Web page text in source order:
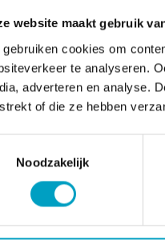
website maakt gebruik
gebruiken cookies om
te analyseren.
adverteren en analyse.
of die ze hebben
Noodzakelijk
wie Eerde
Alles verkocht